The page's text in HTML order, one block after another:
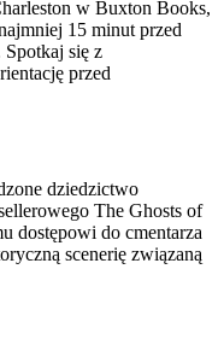
w Buxton Books,
15 minut przed
się z
przed
dziedzictwo
The Ghosts of
dostępowi do cmentarza
scenerię związaną